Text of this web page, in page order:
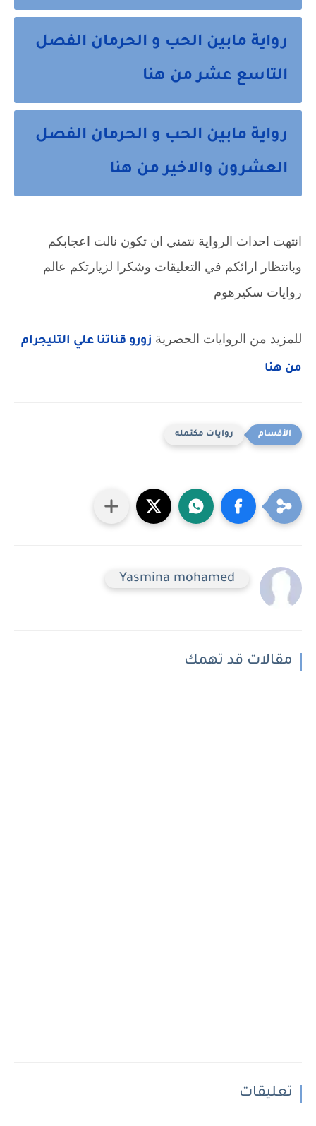
رواية مابين الحب و الحرمان الفصل
التاسع عشر من هنا
رواية مابين الحب و الحرمان الفصل
العشرون والاخير من هنا
روايات سكيرهوم
للمزيد من الروايات الحصرية
من هنا
روايات مكتمله
Yasmina mohamed
مقالات قد تهمك
تعليقات